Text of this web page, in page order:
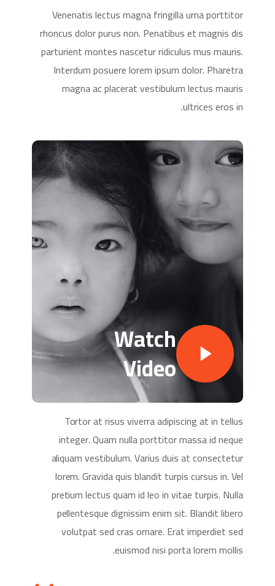
Venenatis lectus magna fringilla urna porttitor
rhoncus dolor purus non. Penatibus et magnis dis
parturient montes nascetur ridiculus mus mauris.
Interdum posuere lorem ipsum dolor. Pharetra
magna ac placerat vestibulum lectus mauris
ultrices eros in.
Watch
Video
Tortor at risus viverra adipiscing at in tellus
integer. Quam nulla porttitor massa id neque
aliquam vestibulum. Varius duis at consectetur
lorem. Gravida quis blandit turpis cursus in. Vel
pretium lectus quam id leo in vitae turpis. Nulla
pellentesque dignissim enim sit. Blandit libero
volutpat sed cras ornare. Erat imperdiet sed
euismod nisi porta lorem mollis.